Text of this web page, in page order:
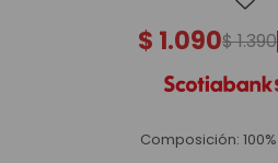
$ 1.090$1.390
Composición: 100%